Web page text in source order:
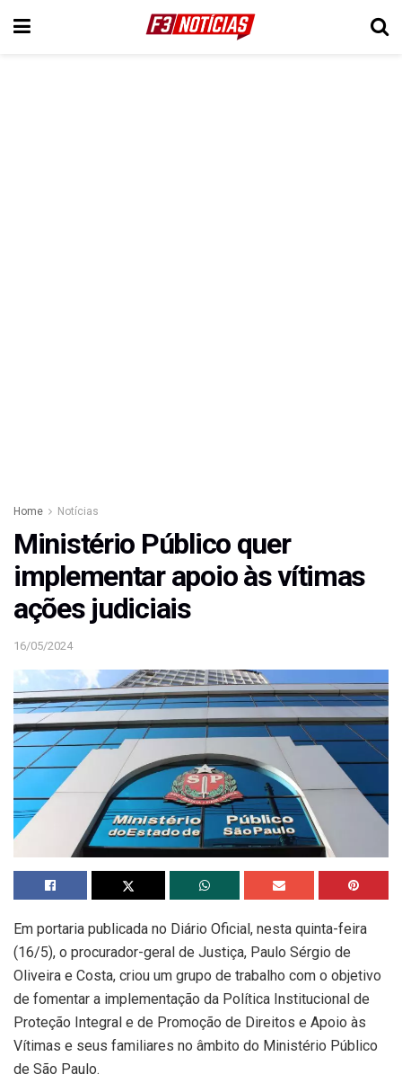
Home Notícias
Ministério Público quer
implementar apoio às vítimas
ações judiciais
16/05/2024
Em portaria publicada no Diário Oficial, nesta quinta-feira
(16/5), o procurador-geral de Justiça, Paulo Sérgio de
Oliveira e Costa, criou um grupo de trabalho com o objetivo
de fomentar a implementação da Política Institucional de
Proteção Integral e de Promoção de Direitos e Apoio às
Vítimas e seus familiares no âmbito do Ministério Público
de São Paulo.